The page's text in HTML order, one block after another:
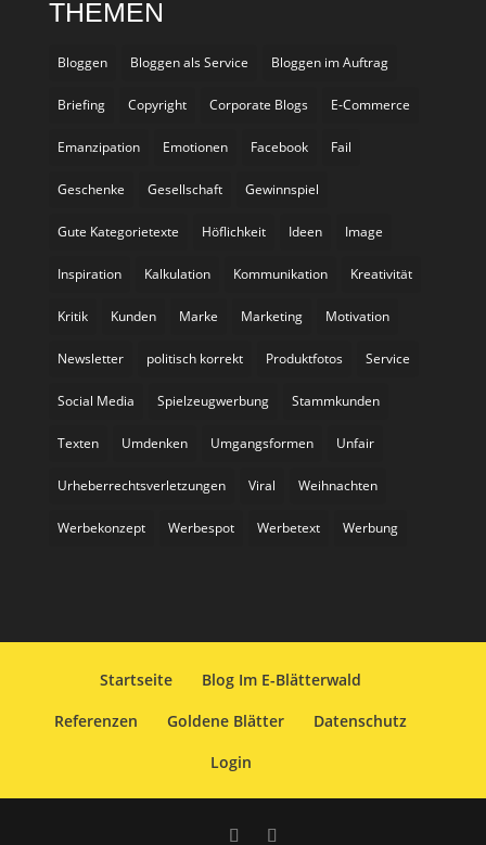
THEMEN
Bloggen Bloggen als Service Bloggen im Auftrag
Briefing Copyright Corporate Blogs E-Commerce
Emanzipation Emotionen Facebook Fail
Geschenke Gesellschaft Gewinnspiel
Gute Kategorietexte Höflichkeit Ideen Image
Inspiration Kalkulation Kommunikation Kreativität
Kritik Kunden Marke Marketing Motivation
Newsletter politisch korrekt Produktfotos Service
Social Media Spielzeugwerbung Stammkunden
Texten Umdenken Umgangsformen Unfair
Urheberrechtsverletzungen Viral Weihnachten
Werbekonzept Werbespot Werbetext Werbung
Startseite
Blog Im E-Blätterwald
Referenzen
Goldene Blätter
Datenschutz
Login